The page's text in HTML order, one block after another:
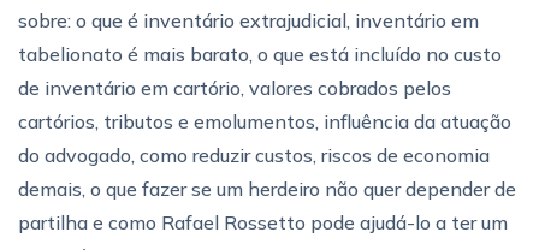
sobre: ​​o que é inventário extrajudicial, inventário em
tabelionato é mais barato, o que está incluído no custo
de inventário em cartório, valores cobrados pelos
cartórios, tributos e emolumentos, influência da atuação
do advogado, como reduzir custos, riscos de economia
demais, o que fazer se um herdeiro não quer depender de
partilha e como Rafael Rossetto pode ajudá-lo a ter um